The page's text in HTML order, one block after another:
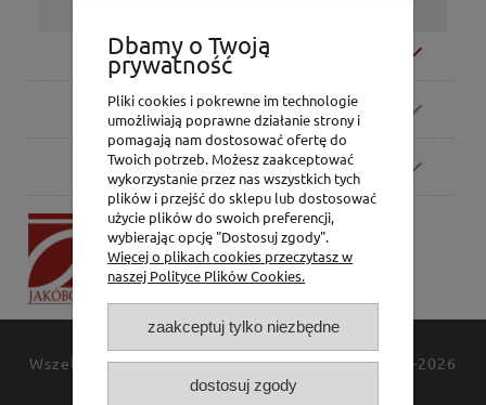
Moje konto
Zamówienia
Pomoc
P.H. Jakóbczak
Dorota Jakóbczak
Bialska 2/4,
42-202 Częstochowa
Wszelkie prawa zastrzeżoneJAKÓBCZAK© 1994-2026
Polityka prywatności
Dbamy o Twoją
prywatność
Pliki cookies i pokrewne im technologie
umożliwiają poprawne działanie strony i
pomagają nam dostosować ofertę do
Twoich potrzeb. Możesz zaakceptować
wykorzystanie przez nas wszystkich tych
plików i przejść do sklepu lub dostosować
użycie plików do swoich preferencji,
wybierając opcję "Dostosuj zgody".
Więcej o plikach cookies przeczytasz w
naszej Polityce Plików Cookies.
zaakceptuj tylko niezbędne
dostosuj zgody